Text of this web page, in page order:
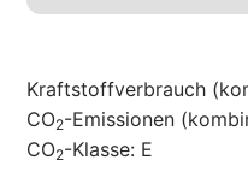
Kraftstoffverbrauch
CO2-Emissionen
CO2-Klasse: E